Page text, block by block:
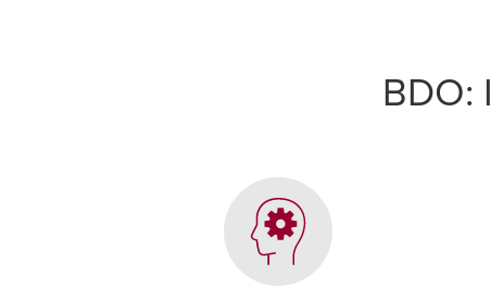
BDO: